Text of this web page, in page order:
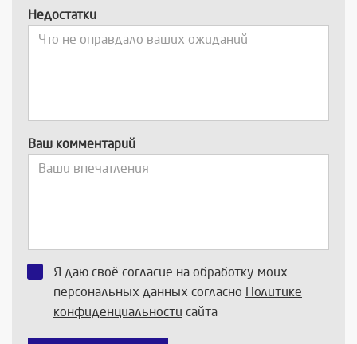
Недостатки
Ваш комментарий
Я даю своё согласие на обработку моих
персональных данных согласно Политике
конфиденциальности сайта